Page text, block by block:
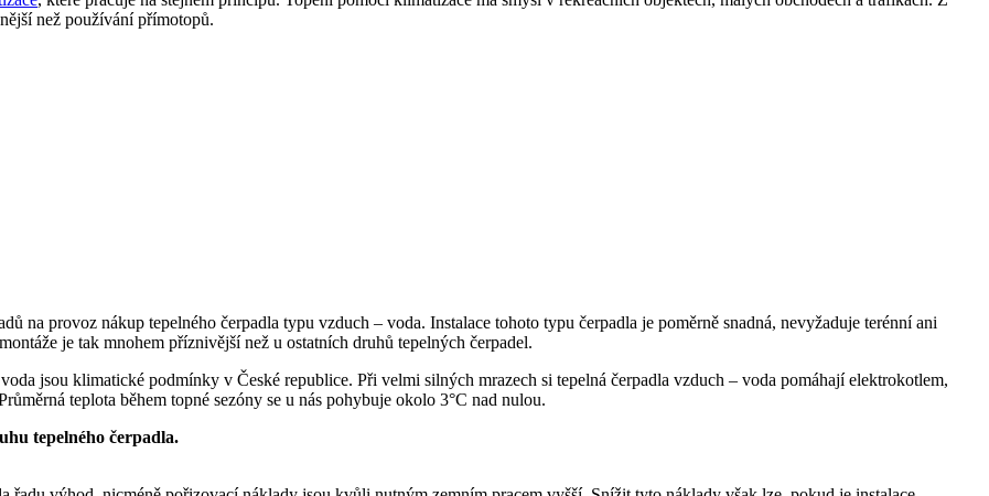
než používání přímotopů.
na provoz nákup tepelného čerpadla typu vzduch – voda. Instalace tohoto typu čerpadla je poměrně snadná, nevyžaduje terénní ani
je tak mnohem příznivější než u ostatních druhů tepelných čerpadel.
jsou klimatické podmínky v České republice. Při velmi silných mrazech si tepelná čerpadla vzduch – voda pomáhají elektrokotlem,
teplota během topné sezóny se u nás pohybuje okolo 3°C nad nulou.
tepelného čerpadla.